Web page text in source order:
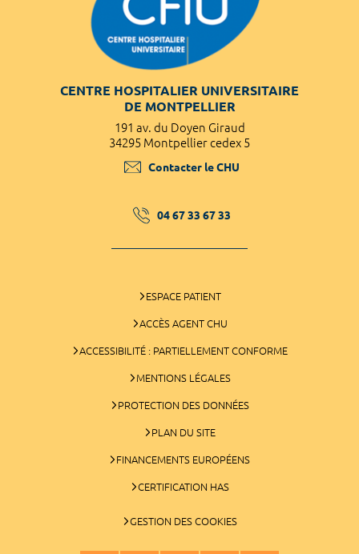
CENTRE HOSPITALIER UNIVERSITAIRE
DE MONTPELLIER
191 av. du Doyen Giraud
34295 Montpellier cedex 5
Contacter le CHU
04 67 33 67 33
ESPACE PATIENT
ACCÈS AGENT CHU
ACCESSIBILITÉ : PARTIELLEMENT CONFORME
MENTIONS LÉGALES
PROTECTION DES DONNÉES
PLAN DU SITE
FINANCEMENTS EUROPÉENS
CERTIFICATION HAS
GESTION DES COOKIES